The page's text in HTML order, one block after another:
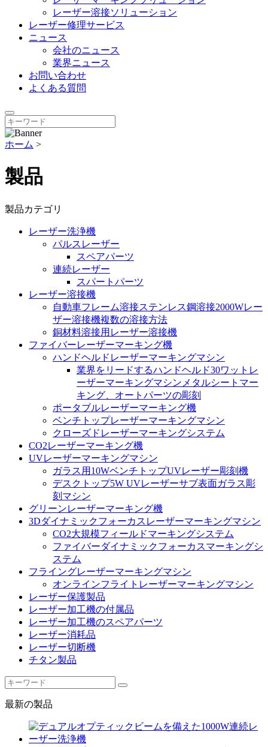
レーザー溶接ソリューション
レーザー修理サービス
ニュース
会社のニュース
業界ニュース
お問い合わせ
よくある質問
ホーム >
製品
製品カテゴリ
レーザー洗浄機
パルスレーザー
スペアパーツ
連続レーザー
スパートパーツ
レーザー溶接機
自動車フレーム溶接ステンレス鋼溶接2000Wレー
ザー溶接機複数の溶接方法
銅材料溶接用レーザー溶接機
ファイバーレーザーマーキング機
ハンドヘルドレーザーマーキングマシン
業界をリードするハンドヘルド30ワットレ
ーザーマーキングマシンメタルシートマー
キング、オートパーツの彫刻
ポータブルレーザーマーキング機
ベンチトップレーザーマーキングマシン
クローズドレーザーマーキングシステム
CO2レーザーマーキング機
UVレーザーマーキングマシン
ガラス用10WベンチトップUVレーザー彫刻機
デスクトップ5W UVレーザーサブ表面ガラス彫
刻マシン
グリーンレーザーマーキング機
3Dダイナミックフォーカスレーザーマーキングマシン
CO2大規模フィールドマーキングシステム
ファイバーダイナミックフォーカスマーキングシ
ステム
フライングレーザーマーキングマシン
オンラインフライトレーザーマーキングマシン
レーザー保護製品
レーザー加工機の付属品
レーザー加工機のスペアパーツ
レーザー消耗品
レーザー切断機
チタン製品
最新の製品